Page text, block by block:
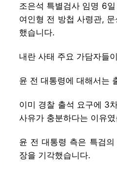
조은석 특별검사 임명 6
여인형 전 방첩 사령관,
했습니다.
내란 사태 주요 가담자들
윤 전 대통령에 대해서는
이미 경찰 출석 요구에 3
사유가 충분하다는 이유
윤 전 대통령 측은 특검
장을 기각했습니다.